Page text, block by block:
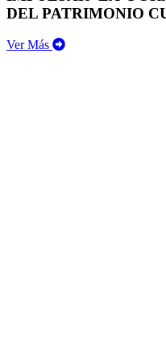
DEL PATRIMONIO
Ver Más